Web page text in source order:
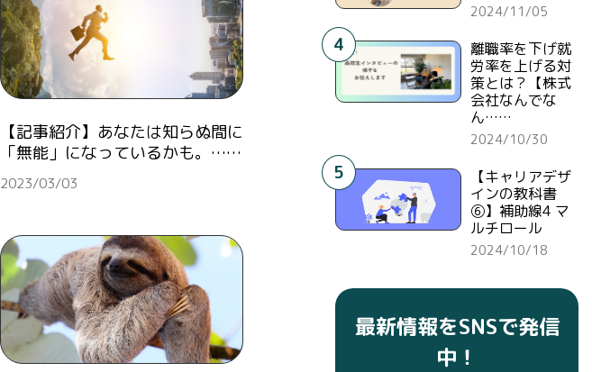
【記事紹介】あなたは知らぬ間に
「無能」になっているかも。……
2023/03/03
2024/11/05
4
離職率を下げ就
労率を上げる対
策とは？【株式
会社なんでな
ん……
2024/10/30
5
【キャリアデザ
インの教科書
⑥】補助線4 マ
ルチロール
2024/10/18
最新情報をSNSで発信
中！